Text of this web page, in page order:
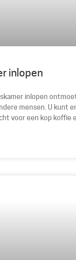
inlopen
inlopen
mensen. U kunt
voor een kop koffie